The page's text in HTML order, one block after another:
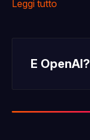
Leggi tutto
E OpenAI?